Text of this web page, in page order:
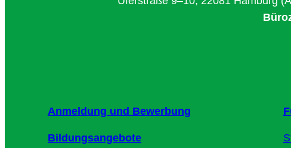
Anmeldung und Bewerbung
Bildungsangebote